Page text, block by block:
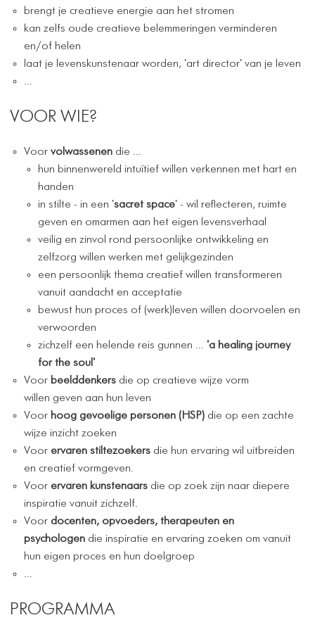
brengt je creatieve energie aan het stromen
kan zelfs oude creatieve belemmeringen verminderen
en/of helen
laat je levenskunstenaar worden, 'art director' van je leven
...
VOOR WIE?
Voor volwassenen die ...
hun binnenwereld intuïtief willen verkennen met hart en
handen
in stilte - in een 'sacret space' - wil reflecteren, ruimte
geven en omarmen aan het eigen levensverhaal
veilig en zinvol rond persoonlijke ontwikkeling en
zelfzorg willen werken met gelijkgezinden
een persoonlijk thema creatief willen transformeren
vanuit aandacht en acceptatie
bewust hun proces of (werk)leven willen doorvoelen en
verwoorden
zichzelf een helende reis gunnen ... 'a healing journey
for the soul'
Voor beelddenkers die op creatieve wijze vorm
willen geven aan hun leven
Voor hoog gevoelige personen (HSP) die op een zachte
wijze inzicht zoeken
Voor ervaren stiltezoekers die hun ervaring wil uitbreiden
en creatief vormgeven.
Voor ervaren kunstenaars die op zoek zijn naar diepere
inspiratie vanuit zichzelf.
Voor docenten, opvoeders, therapeuten en
psychologen die inspiratie en ervaring zoeken om vanuit
hun eigen proces en hun doelgroep
...
PROGRAMMA